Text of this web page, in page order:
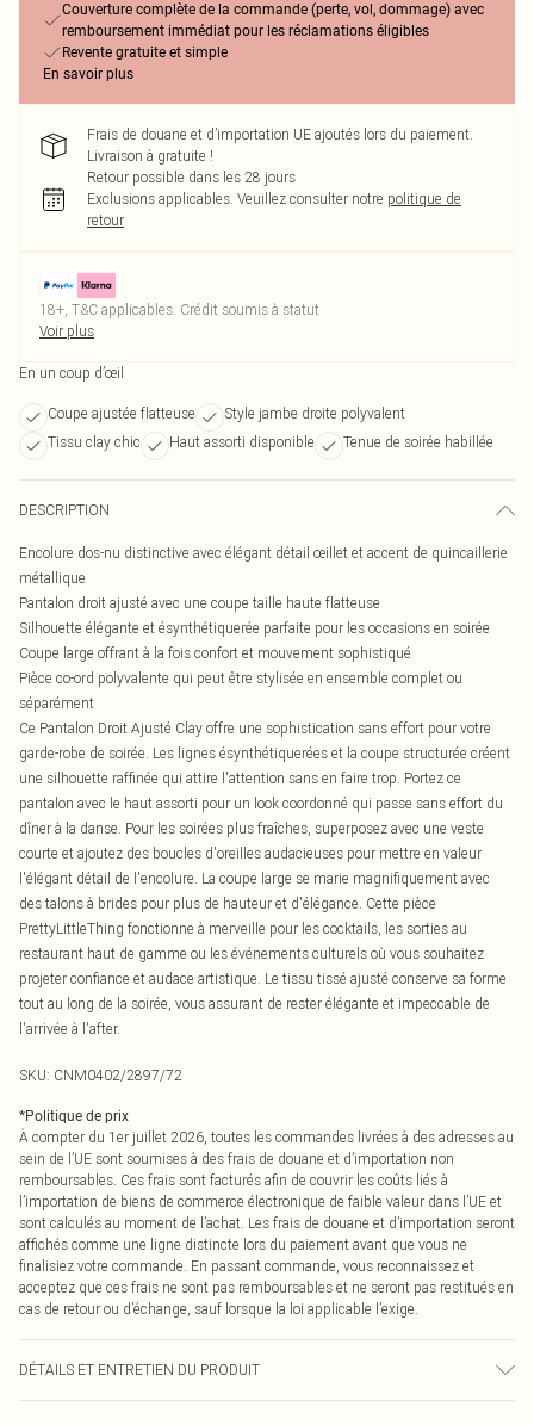
Couverture complète de la commande (perte, vol, dommage) avec
remboursement immédiat pour les réclamations éligibles
Revente gratuite et simple
En savoir plus
Frais de douane et d’importation UE ajoutés lors du paiement.
Livraison à gratuite !
Retour possible dans les 28 jours
Exclusions applicables. Veuillez consulter notre politique de
retour
18+, T&C applicables. Crédit soumis à statut
Voir plus
En un coup d’œil
Coupe ajustée flatteuse
Style jambe droite polyvalent
Tissu clay chic
Haut assorti disponible Tenue de soirée habillée
DESCRIPTION
Encolure dos-nu distinctive avec élégant détail œillet et accent de quincaillerie
métallique
Pantalon droit ajusté avec une coupe taille haute flatteuse
Silhouette élégante et ésynthétiquerée parfaite pour les occasions en soirée
Coupe large offrant à la fois confort et mouvement sophistiqué
Pièce co-ord polyvalente qui peut être stylisée en ensemble complet ou
séparément
Ce Pantalon Droit Ajusté Clay offre une sophistication sans effort pour votre
garde-robe de soirée. Les lignes ésynthétiquerées et la coupe structurée créent
une silhouette raffinée qui attire l'attention sans en faire trop. Portez ce
pantalon avec le haut assorti pour un look coordonné qui passe sans effort du
dîner à la danse. Pour les soirées plus fraîches, superposez avec une veste
courte et ajoutez des boucles d'oreilles audacieuses pour mettre en valeur
l'élégant détail de l'encolure. La coupe large se marie magnifiquement avec
des talons à brides pour plus de hauteur et d'élégance. Cette pièce
PrettyLittleThing fonctionne à merveille pour les cocktails, les sorties au
restaurant haut de gamme ou les événements culturels où vous souhaitez
projeter confiance et audace artistique. Le tissu tissé ajusté conserve sa forme
tout au long de la soirée, vous assurant de rester élégante et impeccable de
l'arrivée à l'after.
SKU: CNM0402/2897/72
*Politique de prix
À compter du 1er juillet 2026, toutes les commandes livrées à des adresses au
sein de l’UE sont soumises à des frais de douane et d’importation non
remboursables. Ces frais sont facturés afin de couvrir les coûts liés à
l’importation de biens de commerce électronique de faible valeur dans l’UE et
sont calculés au moment de l’achat. Les frais de douane et d’importation seront
affichés comme une ligne distincte lors du paiement avant que vous ne
finalisiez votre commande. En passant commande, vous reconnaissez et
acceptez que ces frais ne sont pas remboursables et ne seront pas restitués en
cas de retour ou d’échange, sauf lorsque la loi applicable l’exige.
DÉTAILS ET ENTRETIEN DU PRODUIT